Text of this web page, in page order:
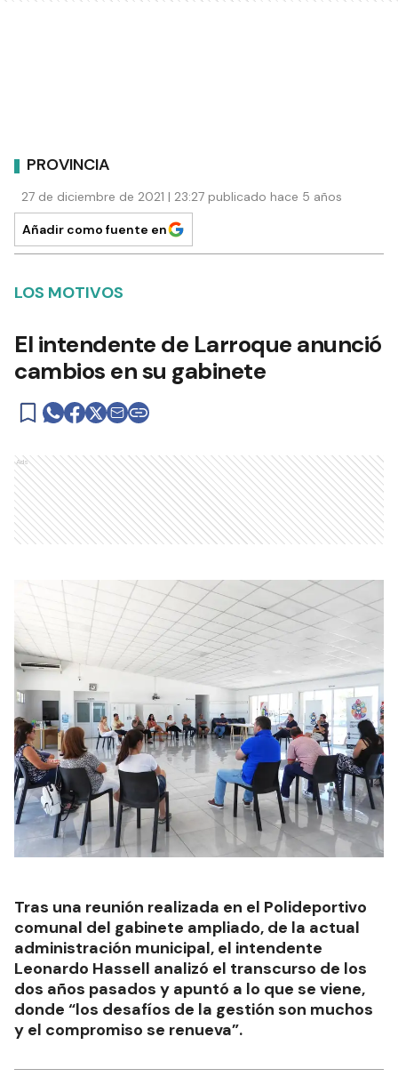
PROVINCIA
27 de diciembre de 2021 | 23:27 publicado hace 5 años
Añadir como fuente en
LOS MOTIVOS
El intendente de Larroque anunció
cambios en su gabinete
Ads
Tras una reunión realizada en el Polideportivo
comunal del gabinete ampliado, de la actual
administración municipal, el intendente
Leonardo Hassell analizó el transcurso de los
dos años pasados y apuntó a lo que se viene,
donde “los desafíos de la gestión son muchos
y el compromiso se renueva”.